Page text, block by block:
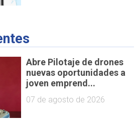
Abre Pilotaje de drones
nuevas oportunidades a
joven emprend...
07 de agosto de 2026